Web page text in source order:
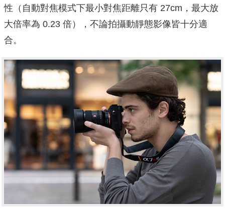
性（自動對焦模式下最小對焦距離只有 27cm，最大放
大倍率為 0.23 倍），不論拍攝動靜態影像皆十分適
合。